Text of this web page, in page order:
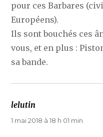
pour ces Barbares
Européens).
Ils sont bouchés ces
vous, et en plus :
sa bande.
lelutin
1 mai 2018 à 18 h 01 min